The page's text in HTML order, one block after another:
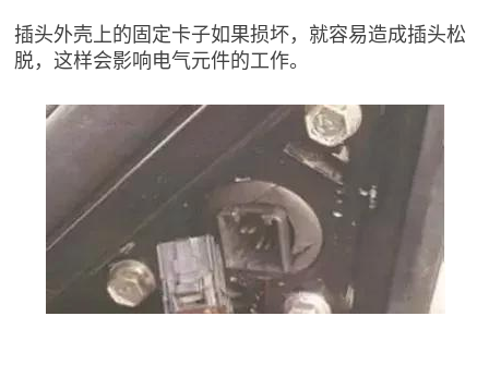
插头外壳上的固定卡子如果损坏，就容易造成插头松
脱，这样会影响电气元件的工作。